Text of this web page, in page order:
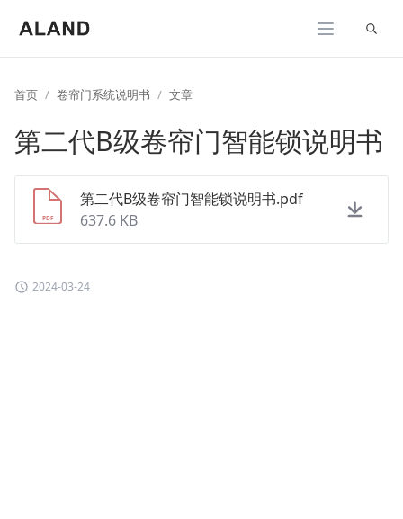
展开
首页 卷帘门系统说明书 文章
第二代B级卷帘门智能锁说明书
第二代B级卷帘门智能锁说明书.pdf
637.6 KB
2024-03-24